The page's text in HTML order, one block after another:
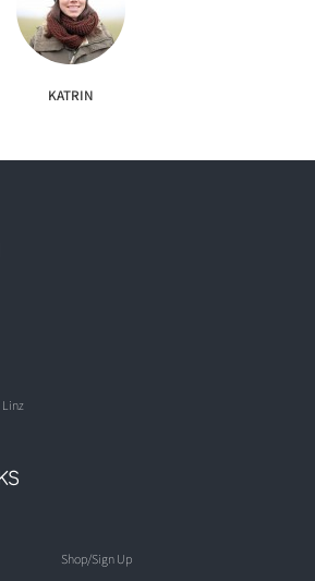
KATRIN
Linz
Shop/Sign Up